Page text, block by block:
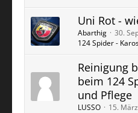
Uni Rot -
Abarthig
30.
124 Spider -
Reinigung
beim 124
und Pflege
LUSSO 15.